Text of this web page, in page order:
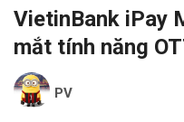
VietinBank iPay
mắt tính năng
PV